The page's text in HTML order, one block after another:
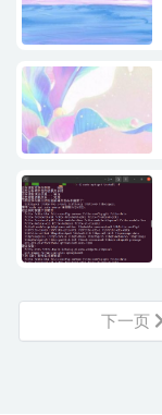
下一页